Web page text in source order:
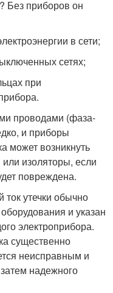
Без приборов он
в сети;
сетях;
при
проводами (фаза-
и приборы
может возникнуть
изоляторы, если
повреждена.
утечки обычно
и указан
электроприбора.
существенно
неисправным и
надежного